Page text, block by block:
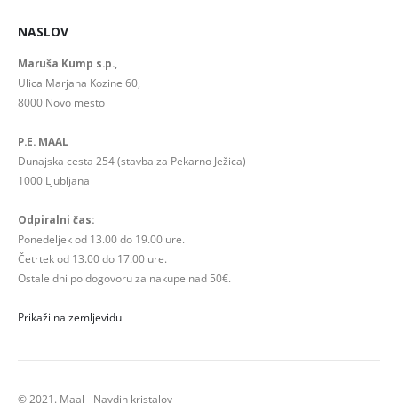
NASLOV
Maruša Kump s.p.,
Ulica Marjana Kozine 60,
8000 Novo mesto
P.E. MAAL
Dunajska cesta 254 (stavba za Pekarno Ježica)
1000 Ljubljana
Odpiralni čas:
Ponedeljek od 13.00 do 19.00 ure.
Četrtek od 13.00 do 17.00 ure.
Ostale dni po dogovoru za nakupe nad 50€.
Prikaži na zemljevidu
© 2021. Maal - Navdih kristalov